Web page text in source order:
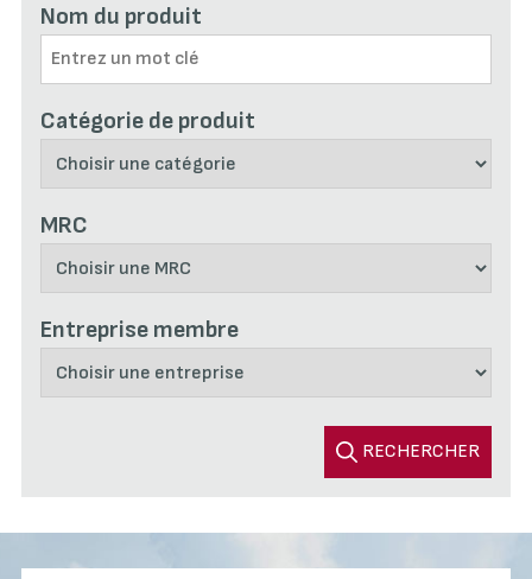
Nom du produit
Catégorie de produit
MRC
Entreprise membre
RECHERCHER